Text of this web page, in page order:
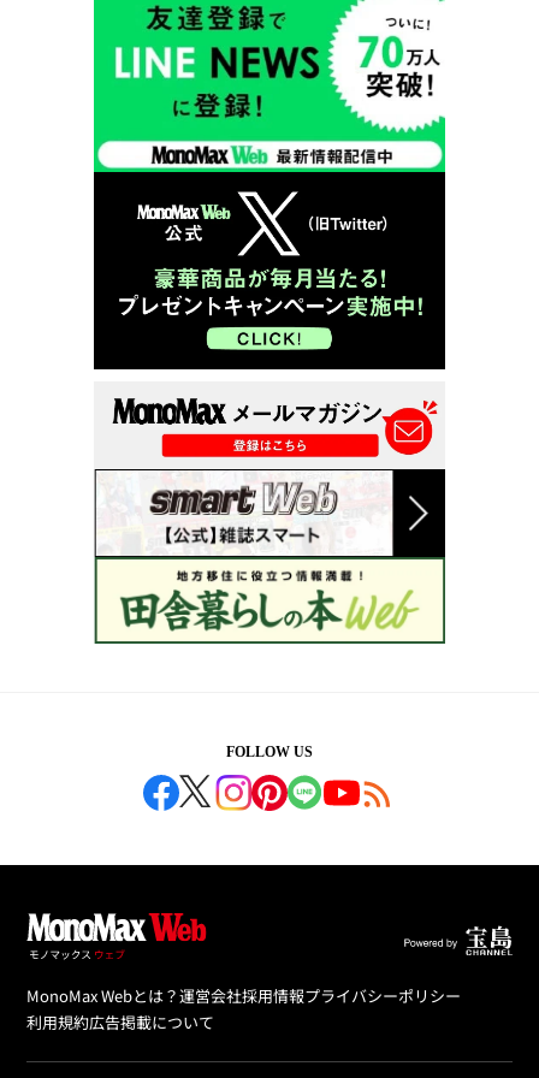
FOLLOW US
MonoMax Webとは？運営会社採用情報プライバシーポリシー
利用規約広告掲載について